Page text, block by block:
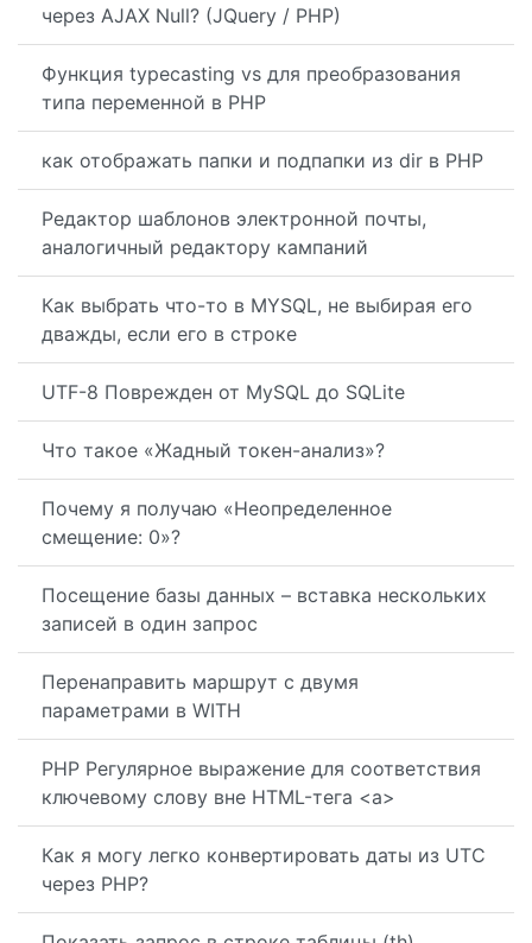
через AJAX Null? (JQuery / PHP)
Функция typecasting vs для преобразования
типа переменной в PHP
как отображать папки и подпапки из dir в PHP
Редактор шаблонов электронной почты,
аналогичный редактору кампаний
Как выбрать что-то в MYSQL, не выбирая его
дважды, если его в строке
UTF-8 Поврежден от MySQL до SQLite
Что такое «Жадный токен-анализ»?
Почему я получаю «Неопределенное
смещение: 0»?
Посещение базы данных – вставка нескольких
записей в один запрос
Перенаправить маршрут с двумя
параметрами в WITH
PHP Регулярное выражение для соответствия
ключевому слову вне HTML-тега <a>
Как я могу легко конвертировать даты из UTC
через PHP?